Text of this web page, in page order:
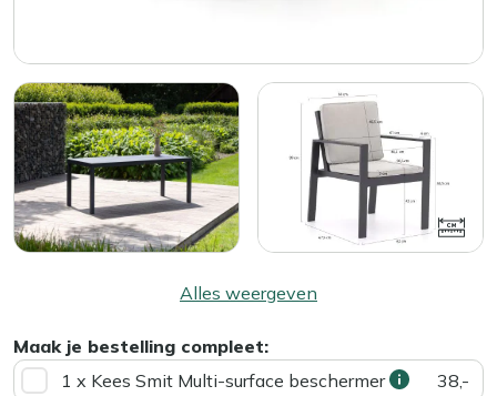
Alles weergeven
Maak je bestelling compleet:
1 x Kees Smit Multi-surface beschermer
38,-